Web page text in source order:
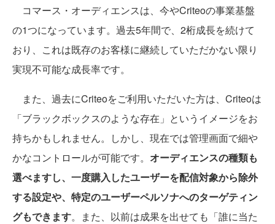
コマース・オーディエンスは、今やCriteoの事業基盤
の1つになっています。過去5年間で、2桁成長を続けて
おり、これは既存のお客様に継続していただかない限り
実現不可能な成長率です。
また、過去にCriteoをご利用いただいた方は、Criteoは
「ブラックボックスのような存在」というイメージをお
持ちかもしれません。しかし、現在では管理画面で細や
かなコントロールが可能です。 オーディエンスの種類も
選べますし、一度購入したユーザーを配信対象から除外
する設定や、特定のユーザーペルソナへのターゲティン
グもできます。また、以前は成果を出せても「誰に当た